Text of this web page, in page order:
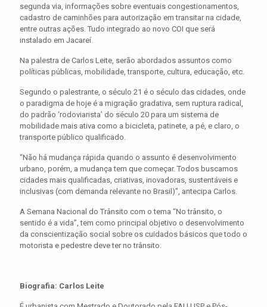
segunda via, informações sobre eventuais congestionamentos,
cadastro de caminhões para autorização em transitar na cidade,
entre outras ações. Tudo integrado ao novo COI que será
instalado em Jacareí.
Na palestra de Carlos Leite, serão abordados assuntos como
políticas públicas, mobilidade, transporte, cultura, educação, etc.
Segundo o palestrante, o século 21 é o século das cidades, onde
o paradigma de hoje é a migração gradativa, sem ruptura radical,
do padrão ‘rodoviarista’ do século 20 para um sistema de
mobilidade mais ativa como a bicicleta, patinete, a pé, e claro, o
transporte público qualificado.
“Não há mudança rápida quando o assunto é desenvolvimento
urbano, porém, a mudança tem que começar. Todos buscamos
cidades mais qualificadas, criativas, inovadoras, sustentáveis e
inclusivas (com demanda relevante no Brasil)”, antecipa Carlos.
A Semana Nacional do Trânsito com o tema “No trânsito, o
sentido é a vida”, tem como principal objetivo o desenvolvimento
da conscientização social sobre os cuidados básicos que todo o
motorista e pedestre deve ter no trânsito.
Biografia: Carlos Leite